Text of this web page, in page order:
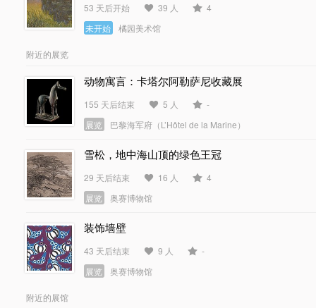
53 天后开始 39 人
4
未开始
橘园美术馆
附近的展览
动物寓言：卡塔尔阿勒萨尼收藏展
155 天后结束 5 人
-
展览
巴黎海军府（L’Hôtel de la Marine）
雪松，地中海山顶的绿色王冠
29 天后结束 16 人
4
展览
奥赛博物馆
装饰墙壁
43 天后结束 9 人
-
展览
奥赛博物馆
附近的展馆